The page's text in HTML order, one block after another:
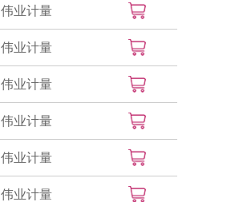
伟业计量
伟业计量
伟业计量
伟业计量
伟业计量
伟业计量